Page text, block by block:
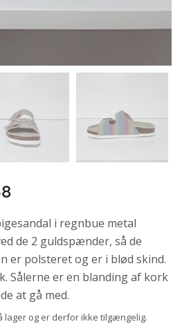
i regnbue metal
de 2 guldspænder, så de
er polsteret og er i blød skind.
Sålerne er en blanding af kork
at gå med.
lager og er derfor ikke tilgængelig.